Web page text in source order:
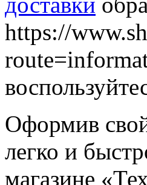
https://
Оформив
легко и
магазине